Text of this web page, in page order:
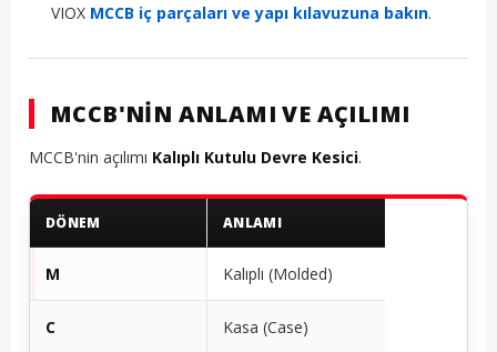
VIOX MCCB iç parçaları ve yapı kılavuzuna bakın.
MCCB'NIN ANLAMI VE AÇILIMI
MCCB'nin açılımı Kalıplı Kutulu Devre Kesici.
DÖNEM ANLAMI
M Kalıplı (Molded)
C Kasa (Case)